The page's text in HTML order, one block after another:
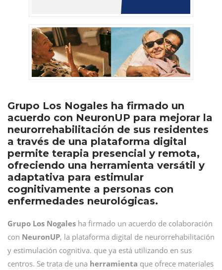
Grupo Los Nogales ha firmado un
acuerdo con NeuronUP para mejorar la
neurorrehabilitación de sus residentes
a través de una plataforma digital
permite terapia presencial y remota,
ofreciendo una herramienta versátil y
adaptativa para estimular
cognitivamente a personas con
enfermedades neurológicas.
Grupo Los Nogales ha firmado un acuerdo de colaboración
con NeuronUP, la plataforma digital de neurorrehabilitación
y estimulación cognitiva. que ya está utilizando en sus
centros. Se trata de una herramienta que ofrece materiales